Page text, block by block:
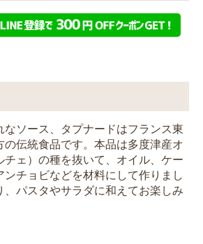
なソース、タプナードはフランス東
の伝統食品です。本品は多度津産オ
チェ）の種を抜いて、オイル、ケー
チョビなどを材料にして作りまし
、パスタやサラダに和えてお楽しみ